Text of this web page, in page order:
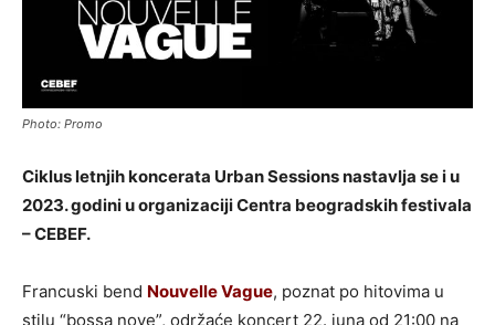
Photo: Promo
Ciklus letnjih koncerata Urban Sessions nastavlja se i u
2023. godini u organizaciji Centra beogradskih festivala
– CEBEF.
Francuski bend Nouvelle Vague, poznat po hitovima u
stilu “bossa nove”, održaće koncert 22. juna od 21:00 na